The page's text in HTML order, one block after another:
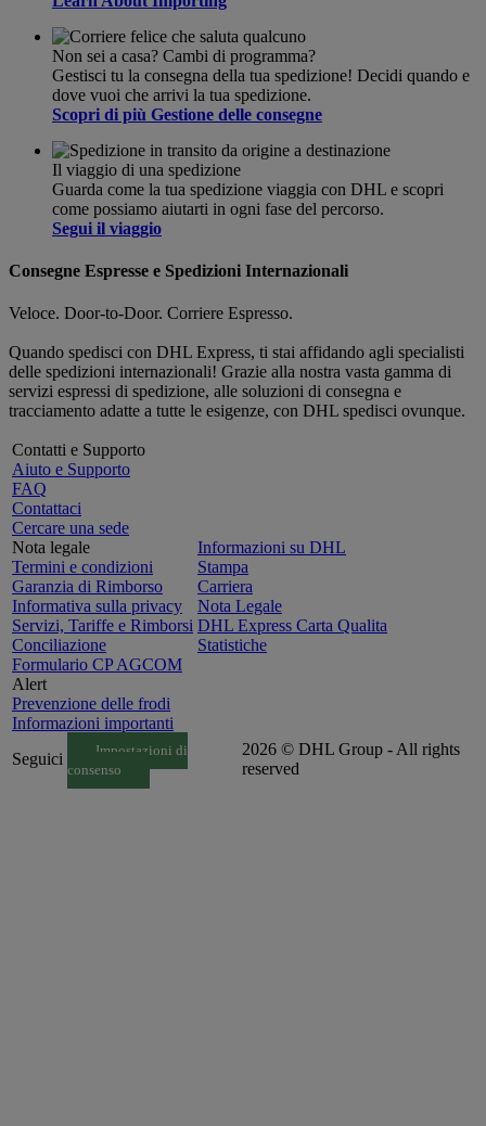
Non sei a casa? Cambi di programma?
Gestisci tu la consegna della tua spedizione! Decidi quando e
dove vuoi che arrivi la tua spedizione.
Scopri di più Gestione delle consegne
Il viaggio di una spedizione
Guarda come la tua spedizione viaggia con DHL e scopri
come possiamo aiutarti in ogni fase del percorso.
Segui il viaggio
Consegne Espresse e Spedizioni Internazionali
Veloce. Door-to-Door. Corriere Espresso.
Quando spedisci con DHL Express, ti stai affidando agli specialisti
delle spedizioni internazionali! Grazie alla nostra vasta gamma di
servizi espressi di spedizione, alle soluzioni di consegna e
tracciamento adatte a tutte le esigenze, con DHL spedisci ovunque.
Contatti e Supporto
Aiuto e Supporto
FAQ
Contattaci
Cercare una sede
Nota legale
Termini e condizioni
Garanzia di Rimborso
Informativa sulla privacy
Servizi, Tariffe e Rimborsi
Conciliazione
Formulario CP AGCOM
Alert
Prevenzione delle frodi
Informazioni importanti
Informazioni su DHL
Stampa
Carriera
Nota Legale
DHL Express Carta Qualita
Statistiche
Seguici
Impostazioni di
consenso
2026 © DHL Group - All rights
reserved